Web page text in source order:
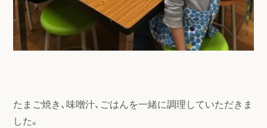
たまご焼き、味噌汁、ごはんを一緒に調理していただきま
した。